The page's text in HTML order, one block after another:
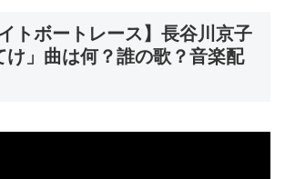
トボートレース】長谷川京子
け」曲は何？誰の歌？音楽配